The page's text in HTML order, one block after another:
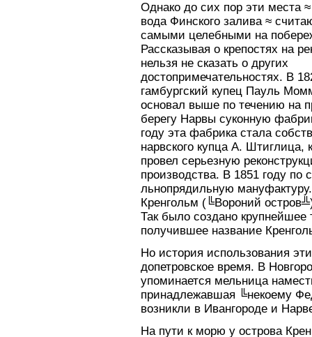
Однако до сих пор эти места
вода Финского залива ≈
самыми целебными на
Рассказывая о крепостях на
нельзя не сказать о других
достопримечательностях. В
гамбургский купец Пауль
основал выше по течению на
берегу Нарвы суконную
году эта фабрика стала
нарвского купца А. Штиглица,
провел серьезную
производства. В 1851 году по
льнопрядильную
Кренгольм (╚Вороний
Так было создано крупнейшее
получившее название
Но история использования
допетровское время. В
упоминается мельница
принадлежавшая ╚некоему
возникли в Ивангороде и
На пути к морю у острова